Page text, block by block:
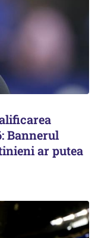
Bannerul
ar putea